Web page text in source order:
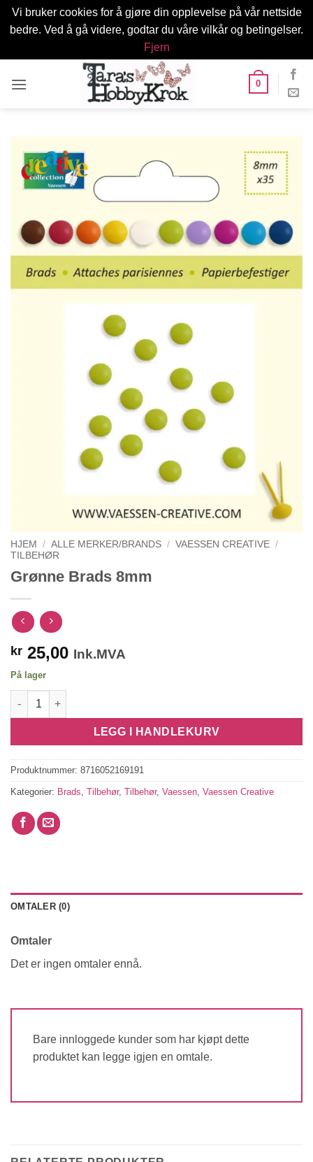
Vi bruker cookies for å gjøre din opplevelse på vår nettside
bedre. Ved å gå videre, godtar du våre vilkår og betingelser.
Fjern
0
HJEM / ALLE MERKER/BRANDS / VAESSEN CREATIVE /
TILBEHØR
Grønne Brads 8mm
kr 25,00 Ink.MVA
På lager
Grønne Brads 8mm antall
LEGG I HANDLEKURV
Produktnummer: 8716052169191
Kategorier: Brads, Tilbehør, Tilbehør, Vaessen, Vaessen Creative
OMTALER (0)
Omtaler
Det er ingen omtaler ennå.
Bare innloggede kunder som har kjøpt dette
produktet kan legge igjen en omtale.